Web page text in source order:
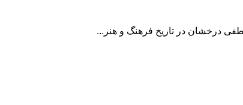
درخشان در تاریخ فرهنگ و هنر...